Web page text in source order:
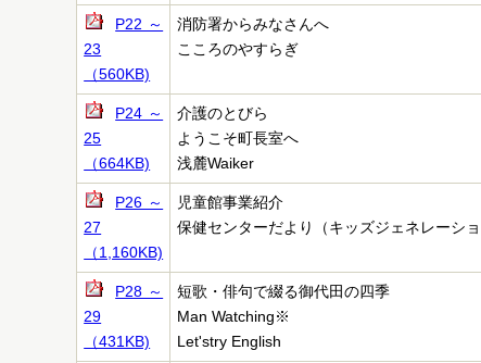
P22～
23
（560KB)
消防署からみなさんへ
こころのやすらぎ
P24～
25
（664KB)
介護のとびら
ようこそ町長室へ
浅麓Waiker
P26～
27
（1,160KB)
児童館事業紹介
保健センターだより（キッズジェネレーシ
P28～
29
（431KB)
短歌・俳句で綴る御代田の四季
Man Watching※
Let'stry English